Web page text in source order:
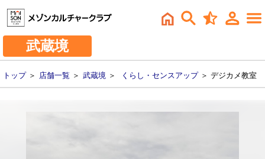
武蔵境
トップ＞ 店舗一覧 ＞ 武蔵境 ＞ くらし・センスアップ＞ デジカメ教室